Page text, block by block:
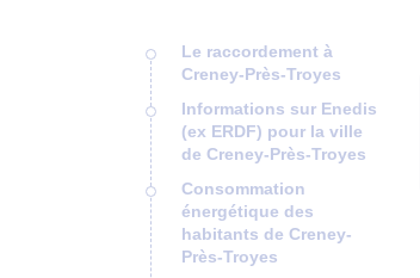
Le raccordement à
Creney-Près-Troyes
Informations sur Enedis
(ex ERDF) pour la ville
de Creney-Près-Troyes
Consommation
énergétique des
habitants de Creney-
Près-Troyes